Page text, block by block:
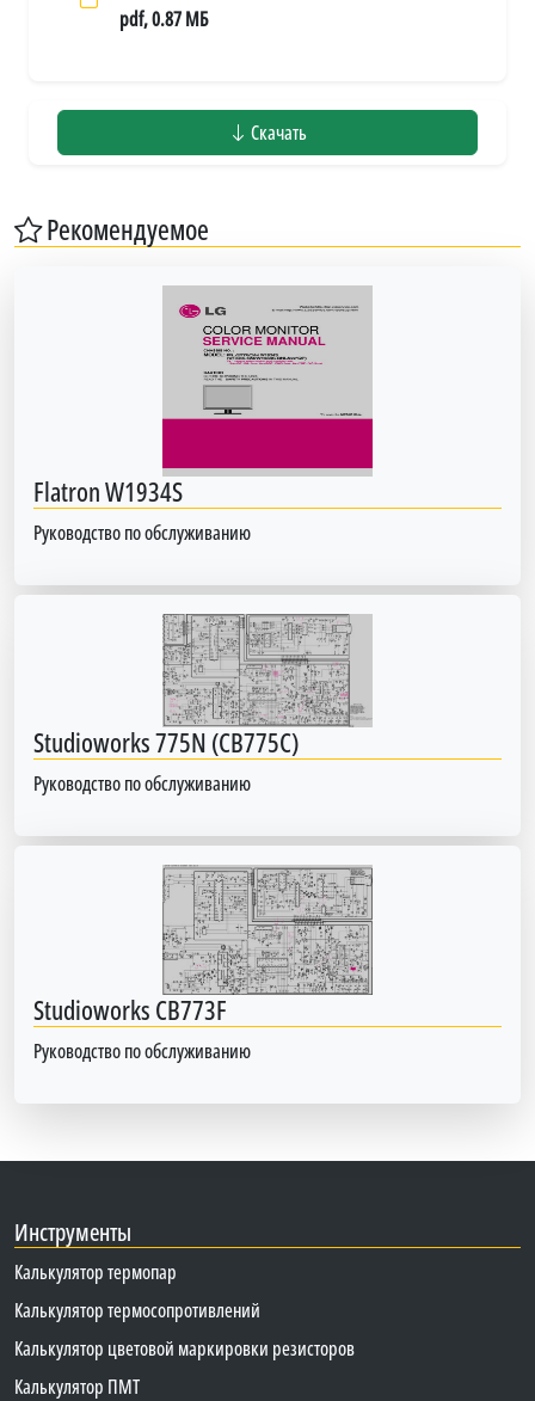
pdf, 0.87 МБ
Скачать
Рекомендуемое
Flatron W1934S
Руководство по обслуживанию
Studioworks 775N (CB775C)
Руководство по обслуживанию
Studioworks CB773F
Руководство по обслуживанию
Инструменты
Калькулятор термопар
Калькулятор термосопротивлений
Калькулятор цветовой маркировки резисторов
Калькулятор ПМТ